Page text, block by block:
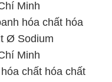
hóa chất Bột
Metabisulfit tại
hóa chất Bột